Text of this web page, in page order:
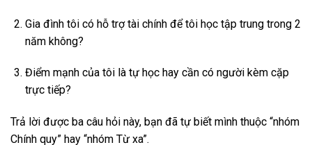
Gia đình tôi có hỗ trợ tài chính để tôi học tập trung trong 2
năm không?
Điểm mạnh của tôi là tự học hay cần có người kèm cặp
trực tiếp?
Trả lời được ba câu hỏi này, bạn đã tự biết mình thuộc “nhóm
Chính quy” hay “nhóm Từ xa”.